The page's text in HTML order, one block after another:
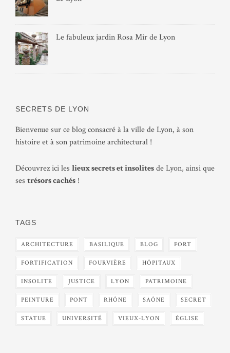
Le fabuleux jardin Rosa Mir de Lyon
SECRETS DE LYON
Bienvenue sur ce blog consacré à la ville de Lyon, à son
histoire et à son patrimoine architectural !
Découvrez ici les lieux secrets et insolitesde Lyon, ainsi que
ses trésors cachés !
TAGS
ARCHITECTURE BASILIQUE BLOG FORT
FORTIFICATION FOURVIÈRE HÔPITAUX
INSOLITE JUSTICE LYON PATRIMOINE
PEINTURE PONT RHÔNE SAÔNE SECRET
STATUE UNIVERSITÉ VIEUX-LYON ÉGLISE